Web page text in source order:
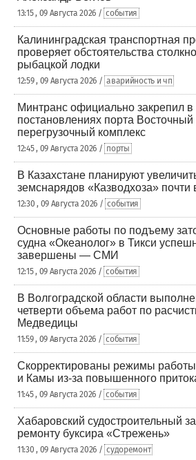
13:15 , 09 Августа 2026 / события
Калининградская транспортная
проверяет обстоятельства
рыбацкой лодки
12:59 , 09 Августа 2026 / аварийность и чп
Минтранс официально закрепил в
постановлениях порта
перегрузочный комплекс
12:45 , 09 Августа 2026 / порты
В Казахстане планируют
земснарядов «Казводхоза» почти
12:30 , 09 Августа 2026 / события
Основные работы по подъему
судна «Океанолог» в Тикси
завершены — СМИ
12:15 , 09 Августа 2026 / события
В Волгоградской области
четверти объема работ по
Медведицы
11:59 , 09 Августа 2026 / события
Скорректированы режимы работы
и Камы из-за повышенного
11:45 , 09 Августа 2026 / события
Хабаровский судостроительный
ремонту буксира «Стрежень»
11:30 , 09 Августа 2026 / судоремонт